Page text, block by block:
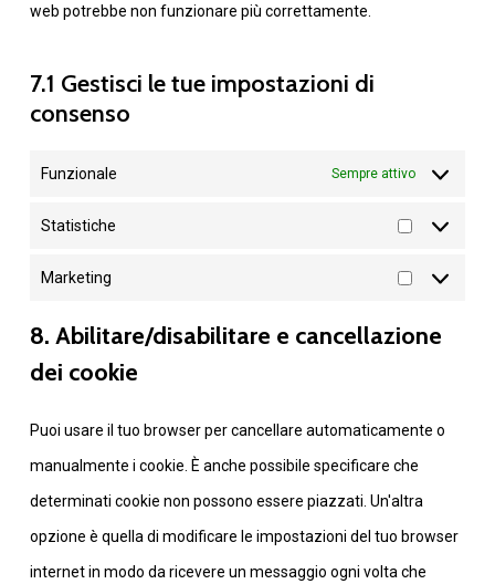
web potrebbe non funzionare più correttamente.
7.1 Gestisci le tue impostazioni di
consenso
Funzionale Sempre attivo
Statistiche
Marketing
8. Abilitare/disabilitare e cancellazione
dei cookie
Puoi usare il tuo browser per cancellare automaticamente o
manualmente i cookie. È anche possibile specificare che
determinati cookie non possono essere piazzati. Un'altra
opzione è quella di modificare le impostazioni del tuo browser
internet in modo da ricevere un messaggio ogni volta che